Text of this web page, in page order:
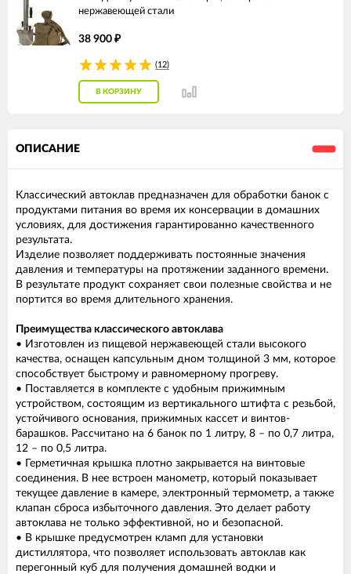
нержавеющей стали
38 900 ₽
(12)
В КОРЗИНУ
ОПИСАНИЕ
Классический автоклав предназначен для обработки банок с
продуктами питания во время их консервации в домашних
условиях, для достижения гарантированно качественного
результата.
Изделие позволяет поддерживать постоянные значения
давления и температуры на протяжении заданного времени.
В результате продукт сохраняет свои полезные свойства и не
портится во время длительного хранения.
Преимущества классического автоклава
• Изготовлен из пищевой нержавеющей стали высокого
качества, оснащен капсульным дном толщиной 3 мм, которое
способствует быстрому и равномерному прогреву.
• Поставляется в комплекте с удобным прижимным
устройством, состоящим из вертикального штифта с резьбой,
устойчивого основания, прижимных кассет и винтов-
барашков. Рассчитано на 6 банок по 1 литру, 8 – по 0,7 литра,
12 – по 0,5 литра.
• Герметичная крышка плотно закрывается на винтовые
соединения. В нее встроен манометр, который показывает
текущее давление в камере, электронный термометр, а также
клапан сброса избыточного давления. Это делает работу
автоклава не только эффективной, но и безопасной.
• В крышке предусмотрен кламп для установки
дистиллятора, что позволяет использовать автоклав как
перегонный куб для получения домашней водки и